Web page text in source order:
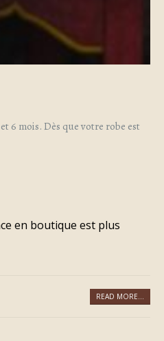
6 mois. Dès que votre robe est
en boutique est plus
READ MORE...